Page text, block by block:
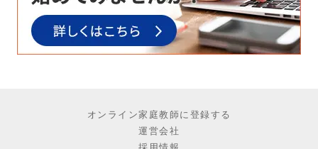
オンライン家庭教師に登録する
運営会社